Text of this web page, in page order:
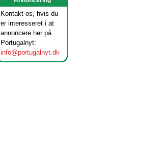
Kontakt os, hvis du
er interesseret i at
annoncere her på
Portugalnyt:
info@portugalnyt.dk